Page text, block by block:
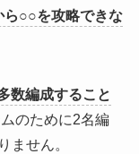
ら○○を攻略できな
数編成すること
のために2名編
ません。